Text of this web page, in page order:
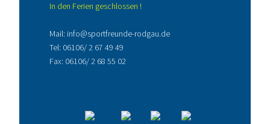
In den Ferien geschlossen !
Mail: info@sportfreunde-rodgau.de
Tel: 06106/ 2 67 49 49
Fax: 06106/ 2 68 55 02